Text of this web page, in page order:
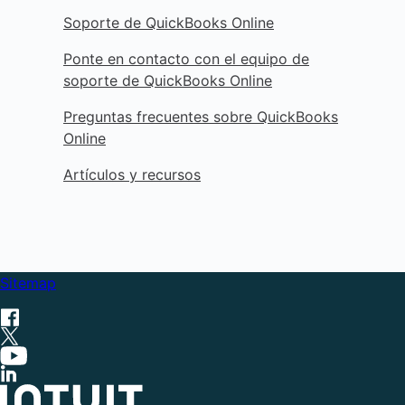
Seleccionar plan
Essentials
Favorito de los clientesFavorito de los clientes
Advanced
Impulsa la eficiencia y la rentabilidad
Soporte de QuickBooks Online
Ponte en contacto con el equipo de
soporte de QuickBooks Online
Preguntas frecuentes sobre QuickBooks
Online
Artículos y recursos
Sitemap